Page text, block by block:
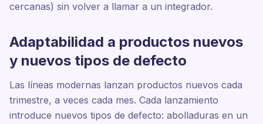
cercanas) sin volver a llamar a un integrador.
Adaptabilidad a productos nuevos
y nuevos tipos de defecto
Las líneas modernas lanzan productos nuevos cada
trimestre, a veces cada mes. Cada lanzamiento
introduce nuevos tipos de defecto: abolladuras en un